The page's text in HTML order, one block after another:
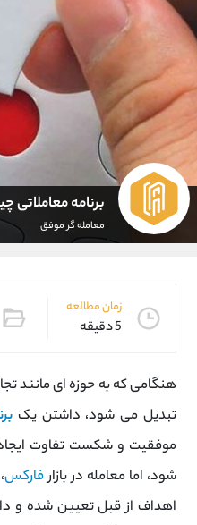
برنامه معاملاتی
معامله گر موفق
زمان مطالعه
5 دقیقه
هنگامی که به حوزه ای مانند
تبدیل می شود، داشتن یک
موفقیت و شکست تفاوت ایجاد
شود، اما معامله در بازارفارکس
اهداف از قبل تعیین شده و